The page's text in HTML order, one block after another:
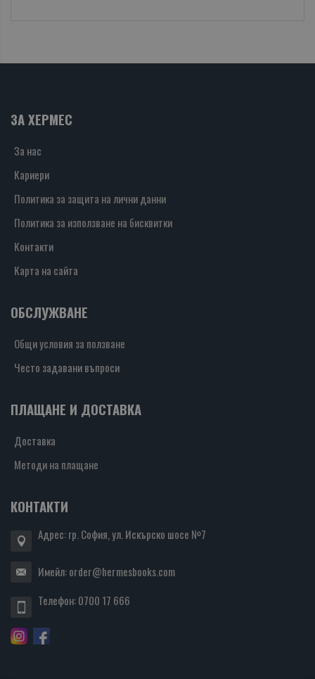
ЗА ХЕРМЕС
За нас
Кариери
Политика за защита на лични данни
Политика за използване на бисквитки
Контакти
Карта на сайта
ОБСЛУЖВАНЕ
Общи условия за ползване
Често задавани въпроси
ПЛАЩАНЕ И ДОСТАВКА
Доставка
Методи на плащане
КОНТАКТИ
Адрес: гр. София, ул. Искърско шосе №7
Имейл:order@hermesbooks.com
Телефон:0700 17 666